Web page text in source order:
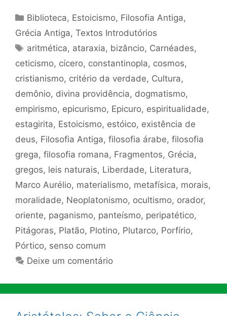
Categorias
Biblioteca, Estoicismo, Filosofia Antiga,
Grécia Antiga, Textos Introdutórios
Tags
aritmética, ataraxia, bizâncio, Carnéades,
ceticismo, cícero, constantinopla, cosmos,
cristianismo, critério da verdade, Cultura,
demônio, divina providência, dogmatismo,
empirismo, epicurismo, Epicuro, espiritualidade,
estagirita, Estoicismo, estóico, existência de
deus, Filosofia Antiga, filosofia árabe, filosofia
grega, filosofia romana, Fragmentos, Grécia,
gregos, leis naturais, Liberdade, Literatura,
Marco Aurélio, materialismo, metafísica, morais,
moralidade, Neoplatonismo, ocultismo, orador,
oriente, paganismo, panteísmo, peripatético,
Pitágoras, Platão, Plotino, Plutarco, Porfírio,
Pórtico, senso comum
Deixe um comentário